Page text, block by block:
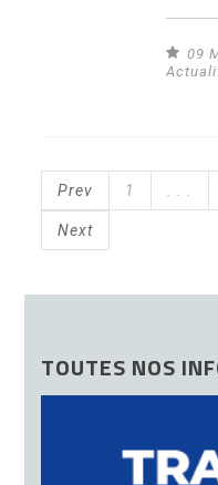
09
Prev 1
Next
TOUTES NOS